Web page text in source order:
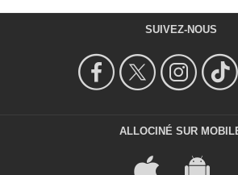
SUIVEZ-NOUS
ALLOCINÉ SUR